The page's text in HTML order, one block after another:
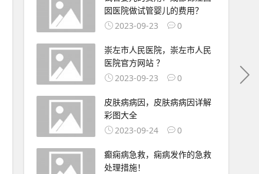
囡医院做试管婴儿的费用？
2023-09-23
0
崇左市人民医院，崇左市人民
医院官方网站 ？
2023-09-23
0
皮肤病病因，皮肤病病因详解
彩图大全
2023-09-24
0
癫痫病急救，痫病发作的急救
处理措施！